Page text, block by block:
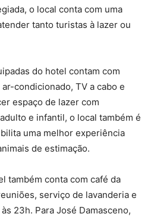
o local conta com uma
tanto turistas à lazer ou
do hotel contam com
condicionado, TV a cabo e
espaço de lazer com
e infantil, o local também é
uma melhor experiência
de estimação.
também conta com café da
serviço de lavanderia e
23h. Para José Damasceno,